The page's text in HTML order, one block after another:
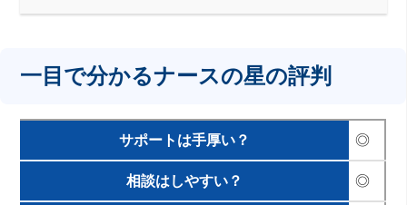
一目で分かるナースの星の評判
サポートは手厚い？ ◎
相談はしやすい？ ◎